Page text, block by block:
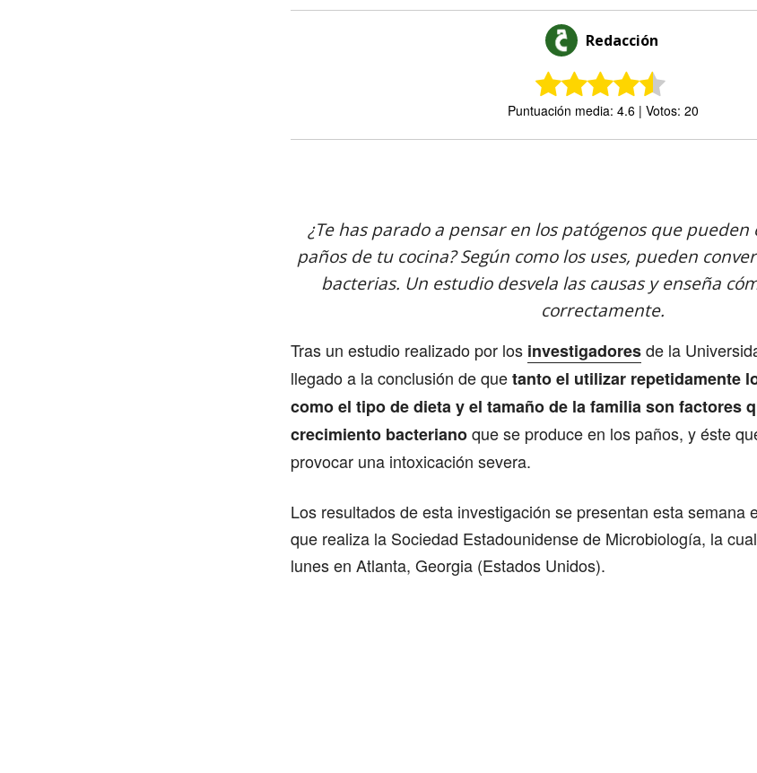
Redacción
Puntuación media: 4.6 | Votos: 20
¿Te has parado a pensar en los patógenos que pueden
paños de tu cocina? Según como los uses, pueden
bacterias. Un estudio desvela las causas y enseña
correctamente.
Tras un estudio realizado por los investigadoresde la
llegado a la conclusión de quetanto el utilizar repetidamente
como el tipo de dieta y el tamaño de la familia son factores
crecimiento bacterianoque se produce en los paños, y éste
provocar una intoxicación severa.
Los resultados de esta investigación se presentan esta semana
que realiza la Sociedad Estadounidense de Microbiología, la
lunes en Atlanta, Georgia (Estados Unidos).